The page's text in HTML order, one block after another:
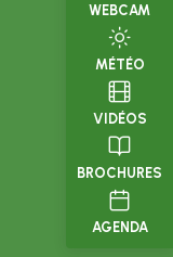
WEBCAM
MÉTÉO
VIDÉOS
BROCHURES
AGENDA